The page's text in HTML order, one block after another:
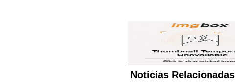
Noticias Relacionadas